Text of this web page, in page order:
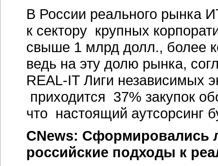
В России реального рынка
к сектору крупных
свыше 1 млрд долл., более
ведь на эту долю рынка,
REAL-IT Лиги независимых
приходится 37% закупок
что настоящий аутсорсинг
CNews: Сформировались
российские подходы к